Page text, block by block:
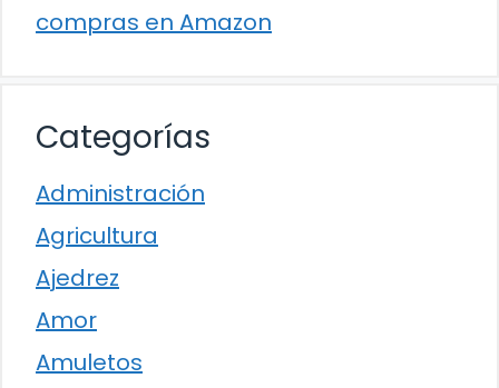
compras en Amazon
Categorías
Administración
Agricultura
Ajedrez
Amor
Amuletos